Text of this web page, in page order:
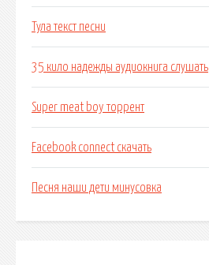
Тула текст песни
35 кило надежды аудиокнига слушать
Super meat boy торрент
Facebook connect скачать
Песня наши дети минусовка